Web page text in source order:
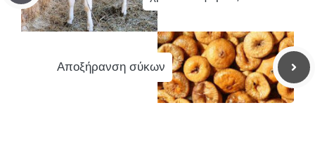
Αποξήρανση σύκων